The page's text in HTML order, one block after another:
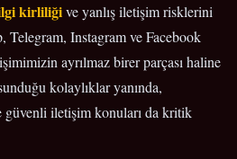
kirliliğive yanlış iletişim risklerini
Telegram, Instagram ve Facebook
ayrılmaz birer parçası haline
kolaylıklar yanında,
güvenli iletişim konuları da kritik